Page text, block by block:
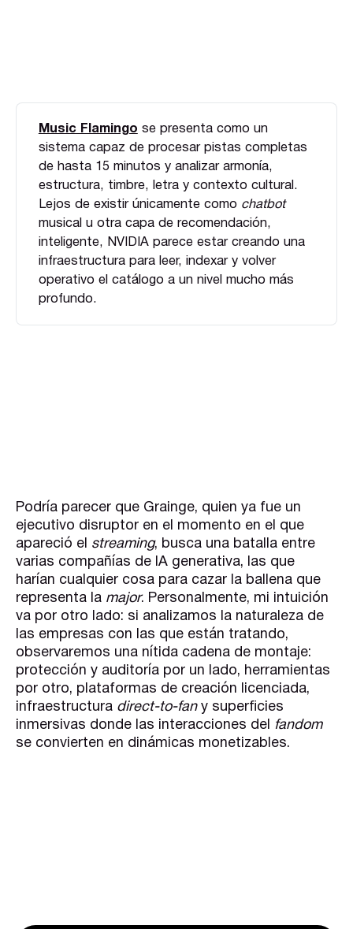
Music Flamingo se presenta como un
sistema capaz de procesar pistas completas
de hasta 15 minutos y analizar armonía,
estructura, timbre, letra y contexto cultural.
Lejos de existir únicamente como chatbot
musical u otra capa de recomendación,
inteligente, NVIDIA parece estar creando una
infraestructura para leer, indexar y volver
operativo el catálogo a un nivel mucho más
profundo.
Podría parecer que Grainge, quien ya fue un
ejecutivo disruptor en el momento en el que
apareció el streaming, busca una batalla entre
varias compañías de IA generativa, las que
harían cualquier cosa para cazar la ballena que
representa la major. Personalmente, mi intuición
va por otro lado: si analizamos la naturaleza de
las empresas con las que están tratando,
observaremos una nítida cadena de montaje:
protección y auditoría por un lado, herramientas
por otro, plataformas de creación licenciada,
infraestructura direct-to-fany superficies
inmersivas donde las interacciones del
fandom
se convierten en dinámicas monetizables.